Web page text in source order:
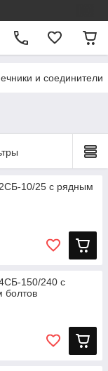
и соединители
10/25 с рядным
150/240 с
болтов